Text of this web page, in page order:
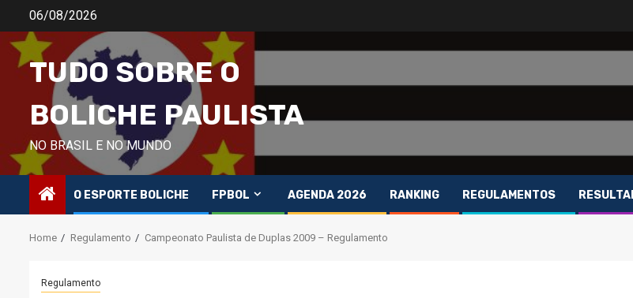
content
06/08/2026
TUDO SOBRE O
BOLICHE PAULISTA
NO BRASIL E NO MUNDO
O ESPORTE BOLICHE FPBOL AGENDA 2026 RANKING REGULAMENTOS
Home Regulamento Campeonato Paulista de Duplas 2009 – Regulamento
Regulamento